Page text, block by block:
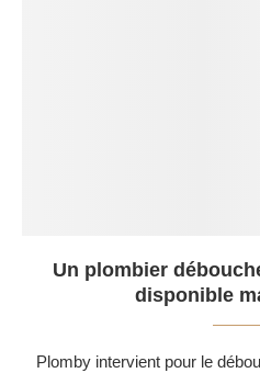
Un plombier
disponible
Plomby intervient pour le